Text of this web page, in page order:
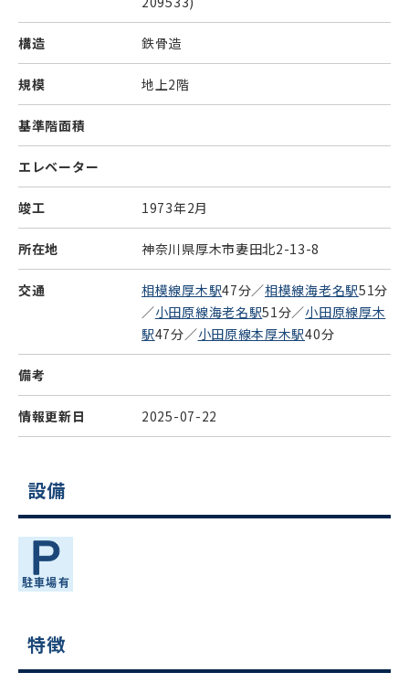
構造 鉄骨造
規模 地上2階
基準階面積
エレベーター
竣工 1973年2月
所在地 神奈川県厚木市妻田北2-13-8
交通 相模線厚木駅47分／相模線海老名駅51分
／小田原線海老名駅51分／小田原線厚木
駅47分／小田原線本厚木駅40分
備考
情報更新日 2025-07-22
設備
特徴